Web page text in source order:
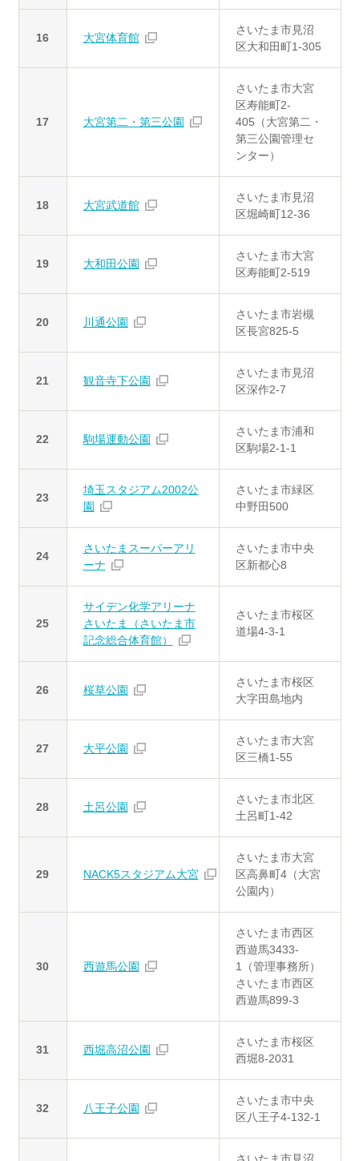
16 大宮体育館
さいたま市見沼
区大和田町1-305
17 大宮第二・第三公園
さいたま市大宮
区寿能町2-
405（大宮第二・
第三公園管理セ
ンター）
18 大宮武道館
さいたま市見沼
区堀崎町12-36
19 大和田公園
さいたま市大宮
区寿能町2-519
20 川通公園
さいたま市岩槻
区長宮825-5
21 観音寺下公園
さいたま市見沼
区深作2-7
22 駒場運動公園
さいたま市浦和
区駒場2-1-1
23
埼玉スタジアム2002公
園
さいたま市緑区
中野田500
24
さいたまスーパーアリ
ーナ
さいたま市中央
区新都心8
25
サイデン化学アリーナ
さいたま（さいたま市
記念総合体育館）
さいたま市桜区
道場4-3-1
26 桜草公園
さいたま市桜区
大字田島地内
27 大平公園
さいたま市大宮
区三橋1-55
28 土呂公園
さいたま市北区
土呂町1-42
29 NACK5スタジアム大宮
さいたま市大宮
区高鼻町4（大宮
公園内）
30 西遊馬公園
さいたま市西区
西遊馬3433-
1（管理事務所）
さいたま市西区
西遊馬899-3
31 西堀高沼公園
さいたま市桜区
西堀8-2031
32 八王子公園
さいたま市中央
区八王子4-132-1